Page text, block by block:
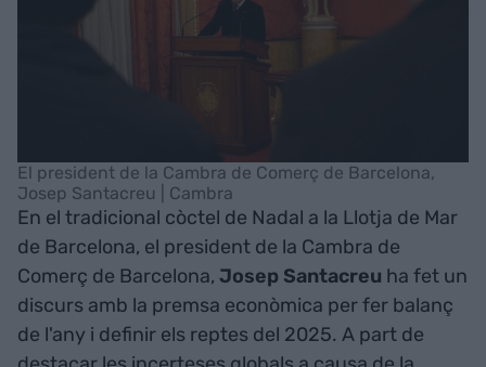
El president de la Cambra de Comerç de Barcelona,
Josep Santacreu | Cambra
En el tradicional còctel de Nadal a la Llotja de Mar
de Barcelona, el president de la Cambra de
Comerç de Barcelona, Josep Santacreu ha fet un
discurs amb la premsa econòmica per fer balanç
de l'any i definir els reptes del 2025. A part de